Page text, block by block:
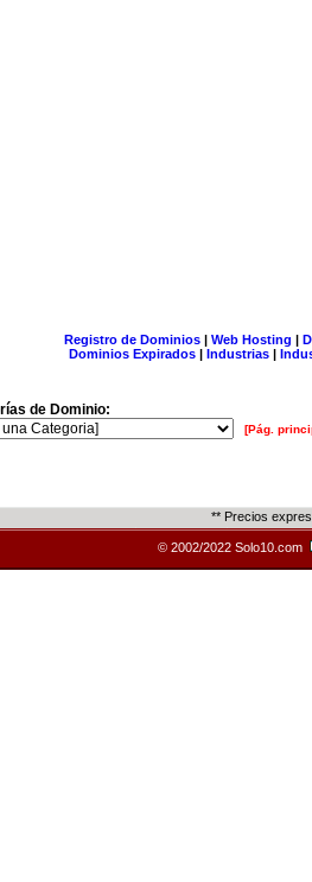
Registro de Dominios| Web Hosting |
Dominios Expirados | Industrias |
de Dominio:
[Pág.
** Precios
© 2002/2022 Solo10.com